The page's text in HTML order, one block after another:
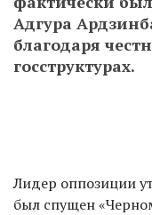
Адгура
благодаря
госструктурах.
Лидер оппозиции
был спущен